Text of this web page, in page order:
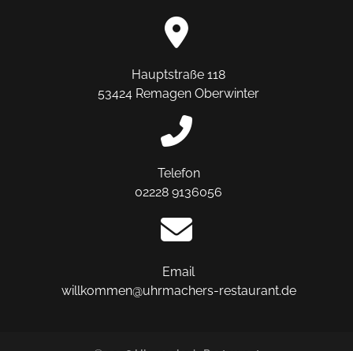
Hauptstraße 118
53424 Remagen Oberwinter
Telefon
02228 9136056
Email
willkommen@uhrmachers-restaurant.de